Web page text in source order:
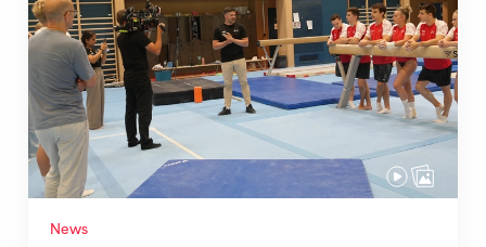
News